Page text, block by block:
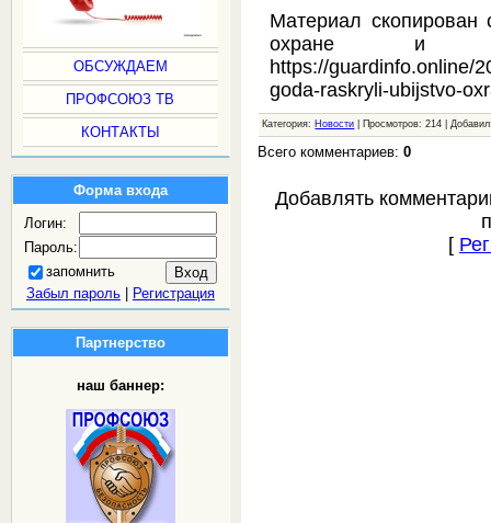
ОБСУЖДАЕМ
ПРОФСОЮЗ ТВ
КОНТАКТЫ
Форма входа
Логин:
Пароль:
запомнить
Забыл пароль| Регистрация
Партнерство
наш баннер:
Материал скопирован
охране и
https://guardinfo.online/
goda-raskryli-ubijstvo-
Категория: Новости | Просмотров: 214 |
Всего комментариев:0
Добавлять
[